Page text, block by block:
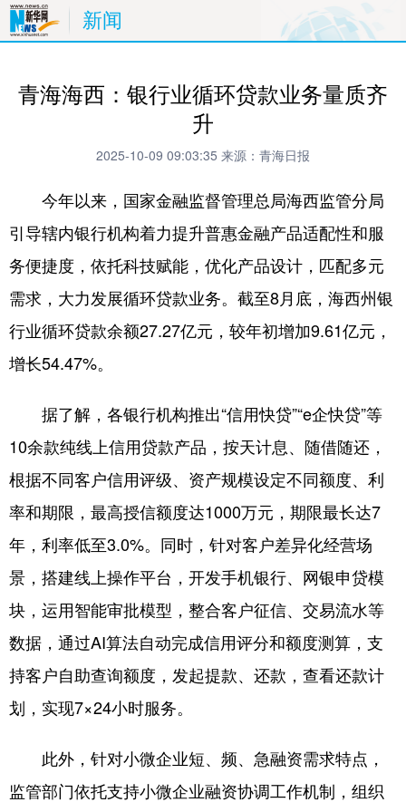
新闻
青海海西：银行业循环贷款业务量质齐
升
2025-10-09 09:03:35 来源：青海日报
今年以来，国家金融监督管理总局海西监管分局
引导辖内银行机构着力提升普惠金融产品适配性和服
务便捷度，依托科技赋能，优化产品设计，匹配多元
需求，大力发展循环贷款业务。截至8月底，海西州银
行业循环贷款余额27.27亿元，较年初增加9.61亿元，
增长54.47%。
据了解，各银行机构推出“信用快贷”“e企快贷”等
10余款纯线上信用贷款产品，按天计息、随借随还，
根据不同客户信用评级、资产规模设定不同额度、利
率和期限，最高授信额度达1000万元，期限最长达7
年，利率低至3.0%。同时，针对客户差异化经营场
景，搭建线上操作平台，开发手机银行、网银申贷模
块，运用智能审批模型，整合客户征信、交易流水等
数据，通过AI算法自动完成信用评分和额度测算，支
持客户自助查询额度，发起提款、还款，查看还款计
划，实现7×24小时服务。
此外，针对小微企业短、频、急融资需求特点，
监管部门依托支持小微企业融资协调工作机制，组织